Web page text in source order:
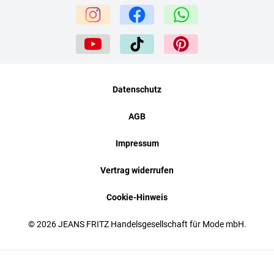
© 2026 JEANS FRITZ Handelsgesellschaft für Mode mbH.
Datenschutz
AGB
Impressum
Vertrag widerrufen
Cookie-Hinweis